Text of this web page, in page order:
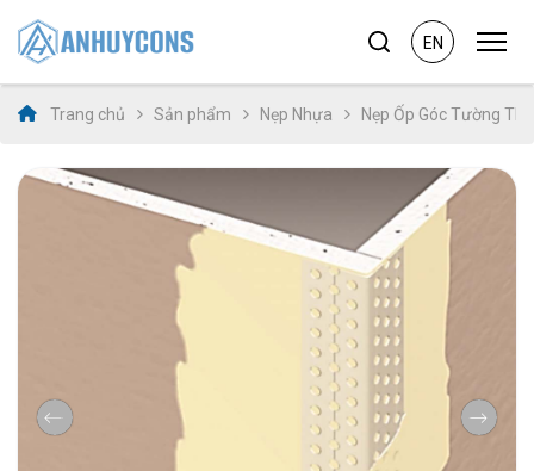
EN
Trang chủ Sản phẩm Nẹp Nhựa Nẹp Ốp Góc Tường